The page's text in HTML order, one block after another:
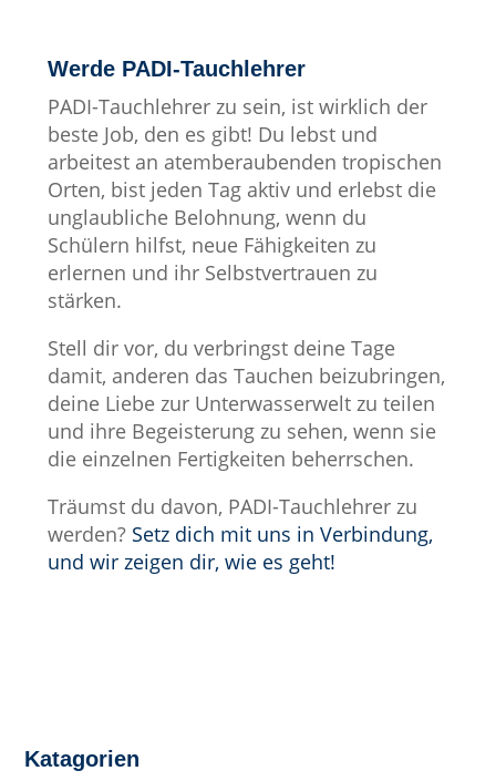
Werde PADI-Tauchlehrer
PADI-Tauchlehrer zu sein, ist wirklich der
beste Job, den es gibt! Du lebst und
arbeitest an atemberaubenden tropischen
Orten, bist jeden Tag aktiv und erlebst die
unglaubliche Belohnung, wenn du
Schülern hilfst, neue Fähigkeiten zu
erlernen und ihr Selbstvertrauen zu
stärken.
Stell dir vor, du verbringst deine Tage
damit, anderen das Tauchen beizubringen,
deine Liebe zur Unterwasserwelt zu teilen
und ihre Begeisterung zu sehen, wenn sie
die einzelnen Fertigkeiten beherrschen.
Träumst du davon, PADI-Tauchlehrer zu
werden? Setz dich mit uns in Verbindung,
und wir zeigen dir, wie es geht!
Katagorien